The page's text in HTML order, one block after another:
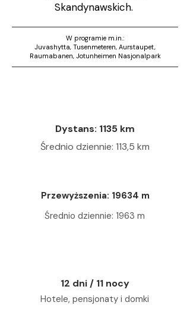
Skandynawskich.
W programie m.in.:
Juvashytta, Tusenmeteren, Aurstaupet,
Raumabanen, Jotunheimen Nasjonalpark
Dystans: 1135 km
Średnio dziennie: 113,5 km
Przewyższenia: 19634 m
Średnio dziennie: 1963 m
12 dni / 11 nocy
Hotele, pensjonaty i domki